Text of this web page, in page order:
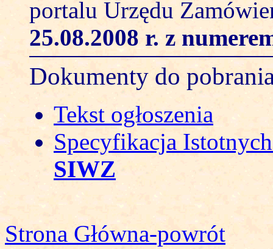
portalu Urzędu
25.08.2008 r. z
Dokumenty do
Tekst ogłoszenia
Specyfikacja
SIWZ
Strona Główna-powrót